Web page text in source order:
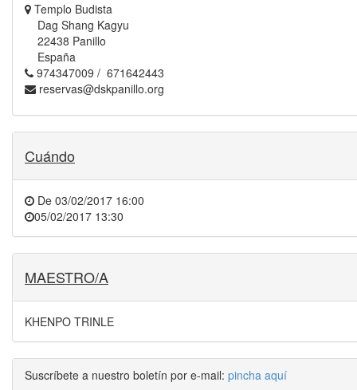
Templo Budista
Dag Shang Kagyu
22438 Panillo
España
974347009 / 671642443
reservas@dskpanillo.org
Cuándo
De 03/02/2017 16:00
05/02/2017 13:30
MAESTRO/A
KHENPO TRINLE
Suscríbete a nuestro boletín por e-mail: pincha aquí